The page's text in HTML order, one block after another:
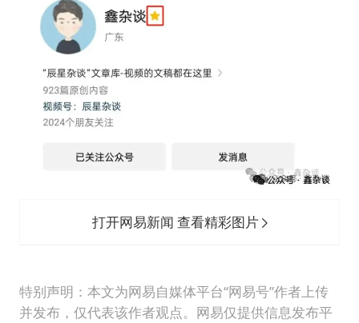
打开网易新闻 查看精彩图片
特别声明：本文为网易自媒体平台“网易号”作者上传
并发布，仅代表该作者观点。网易仅提供信息发布平